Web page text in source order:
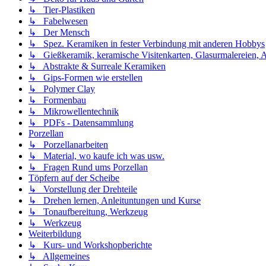
↳ Tier-Plastiken
↳ Fabelwesen
↳ Der Mensch
↳ Spez. Keramiken in fester Verbindung mit anderen Hobbys
↳ Gießkeramik, keramische Visitenkarten, Glasurmalereien,
↳ Abstrakte & Surreale Keramiken
↳ Gips-Formen wie erstellen
↳ Polymer Clay
↳ Formenbau
↳ Mikrowellentechnik
↳ PDFs - Datensammlung
Porzellan
↳ Porzellanarbeiten
↳ Material, wo kaufe ich was usw.
↳ Fragen Rund ums Porzellan
Töpfern auf der Scheibe
↳ Vorstellung der Drehteile
↳ Drehen lernen, Anleituntungen und Kurse
↳ Tonaufbereitung, Werkzeug
↳ Werkzeug
Weiterbildung
↳ Kurs- und Workshopberichte
↳ Allgemeines